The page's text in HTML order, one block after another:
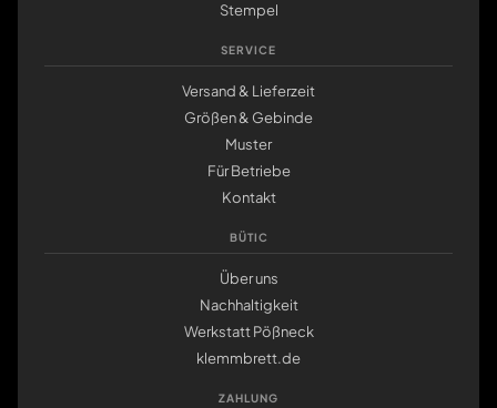
Stempel
SERVICE
Versand & Lieferzeit
Größen & Gebinde
Muster
Für Betriebe
Kontakt
BÜTIC
Über uns
Nachhaltigkeit
Werkstatt Pößneck
klemmbrett.de
ZAHLUNG